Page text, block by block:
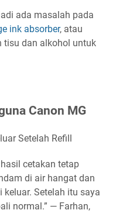
ada masalah pada
ink absorber, atau
tisu dan alkohol untuk
Canon MG
Setelah Refill
cetakan tetap
di air hangat dan
Setelah itu saya
normal.” — Farhan,